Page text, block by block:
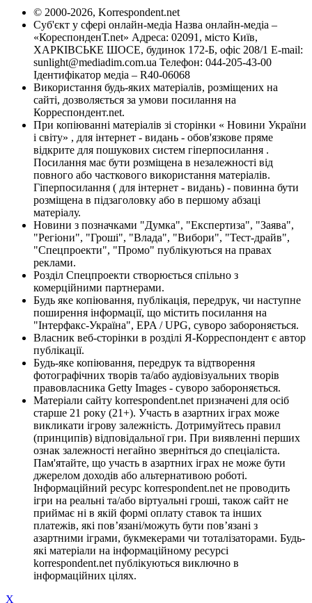
© 2000-2026, Korrespondent.net
Суб'єкт у сфері онлайн-медіа Назва онлайн-медіа –
«КореспонденТ.net» Адреса: 02091, місто Київ,
ХАРКІВСЬКЕ ШОСЕ, будинок 172-Б, офіс 208/1 E-mail:
sunlight@mediadim.com.ua Телефон: 044-205-43-00
Ідентифікатор медіа – R40-06068
Використання будь-яких матеріалів, розміщених на
сайті, дозволяється за умови посилання на
Корреспондент.net.
При копіюванні матеріалів зі сторінки « Новини України
і світу» , для інтернет - видань - обов'язкове пряме
відкрите для пошукових систем гіперпосилання .
Посилання має бути розміщена в незалежності від
повного або часткового використання матеріалів.
Гіперпосилання ( для інтернет - видань) - повинна бути
розміщена в підзаголовку або в першому абзаці
матеріалу.
Новини з позначками "Думка", "Експертиза", "Заява",
"Регіони", "Гроші", "Влада", "Вибори", "Тест-драйв",
"Спецпроекти", "Промо" публікуються на правах
реклами.
Розділ Спецпроекти створюється спільно з
комерційними партнерами.
Будь яке копіювання, публікація, передрук, чи наступне
поширення інформації, що містить посилання на
"Інтерфакс-Україна", EPA / UPG, суворо забороняється.
Власник веб-сторінки в розділі Я-Корреспондент є автор
публікації.
Будь-яке копіювання, передрук та відтворення
фотографічних творів та/або аудіовізуальних творів
правовласника Getty Images - суворо забороняється.
Матеріали сайту korrespondent.net призначені для осіб
старше 21 року (21+). Участь в азартних іграх може
викликати ігрову залежність. Дотримуйтесь правил
(принципів) відповідальної гри. При виявленні перших
ознак залежності негайно зверніться до спеціаліста.
Пам'ятайте, що участь в азартних іграх не може бути
джерелом доходів або альтернативою роботі.
Інформаційний ресурс korrespondent.net не проводить
ігри на реальні та/або віртуальні гроші, також сайт не
приймає ні в якій формі оплату ставок та інших
платежів, які пов’язані/можуть бути пов’язані з
азартними іграми, букмекерами чи тоталізаторами. Будь-
які матеріали на інформаційному ресурсі
korrespondent.net публікуються виключно в
інформаційних цілях.
X